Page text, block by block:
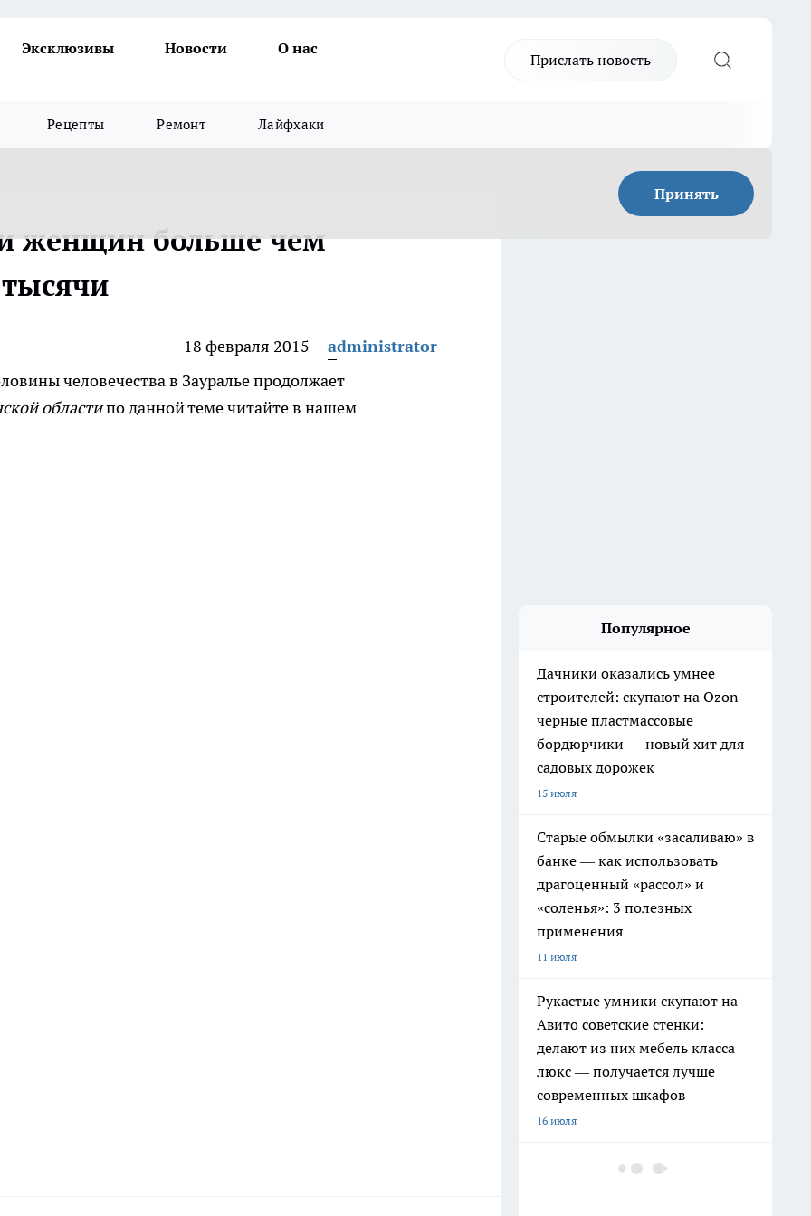
Эксклюзивы Новости О нас
Прислать новость
Рецепты Ремонт Лайфхаки
Принять
женщин больше чем
18 февраля 2015
administrator
человечества в Зауралье продолжает
областипо данной теме читайте в нашем
Популярное
Дачники оказались умнее
строителей: скупают на Ozon
черные пластмассовые
бордюрчики — новый хит для
садовых дорожек
15 июля
Старые обмылки «засаливаю» в
банке — как использовать
драгоценный «рассол» и
«соленья»: 3 полезных
применения
11 июля
Рукастые умники скупают на
Авито советские стенки:
делают из них мебель класса
люкс — получается лучше
современных шкафов
16 июля
Дачники больше не